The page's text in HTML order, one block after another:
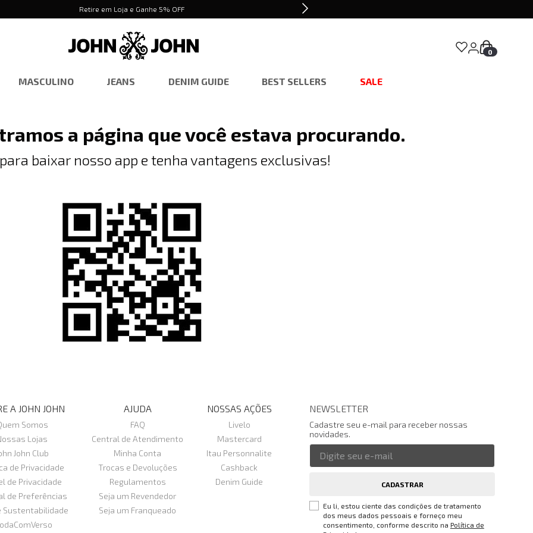
Retire em Loja e Ganhe 5% OFF
0
MASCULINO JEANS DENIM GUIDE BEST SELLERS SALE
a página que você estava procurando.
baixar nosso app e tenha vantagens exclusivas!
A JOHN JOHN
Somos
Lojas
John Club
de Privacidade
de Privacidade
de Preferências
Sustentabilidade
AJUDA
FAQ
Central de Atendimento
Minha Conta
Trocas e Devoluções
Regulamentos
Seja um Revendedor
Seja um Franqueado
NOSSAS AÇÕES
Livelo
Mastercard
Itau Personnalite
Cashback
Denim Guide
NEWSLETTER
Cadastre seu e-mail para receber nossas
novidades.
CADASTRAR
Eu li, estou ciente das condições de tratamento
dos meus dados pessoais e forneço meu
consentimento, conforme descrito na Política de